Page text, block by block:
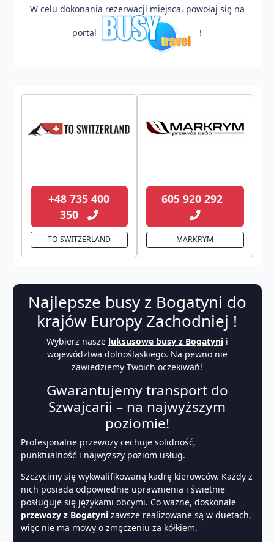
W celu dokonania rezerwacji miejsca, powołaj się na
portal !
+48 735 400
350
TO SWITZERLAND
605 920 292
MARKRYM
Najlepsze busy z Bogatyni do
krajów Europy Zachodniej !
Wybierz nasze luksusowe busy z Bogatynii
województwa dolnośląskiego. Na pewno nie
zawiedziemy Twoich oczekiwań!
Gwarantujemy transport do
Szwajcarii – na najwyższym
poziomie!
Profesjonalne przewozy cechuje solidność,
punktualność i najwyższy poziom usług.
Szczycimy się wykwalifikowaną kadrę kierowców. Każdy z
nich posiada odpowiednie uprawnienia i świetnie
posługuje się językami obcymi. Co ważne, doskonałe
przewozy z Bogatyni zawsze realizowane są w duetach,
więc nie ma mowy o zmęczeniu za kółkiem.